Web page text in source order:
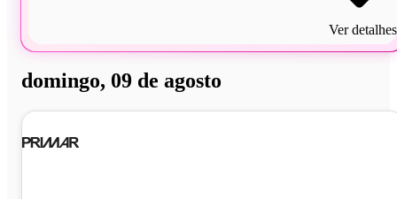
Ver detalhes
domingo, 09 de agosto